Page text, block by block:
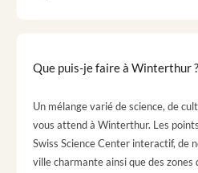
Que puis-je faire à Winterthur ?
Un mélange varié de science, de
vous attend à Winterthur. Les
Swiss Science Center interactif, de
ville charmante ainsi que des